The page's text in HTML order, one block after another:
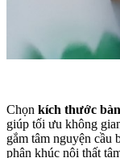
Chọn kích thước
giúp tối ưu không
gắm tâm nguyện cầu
phân khúc nội thất